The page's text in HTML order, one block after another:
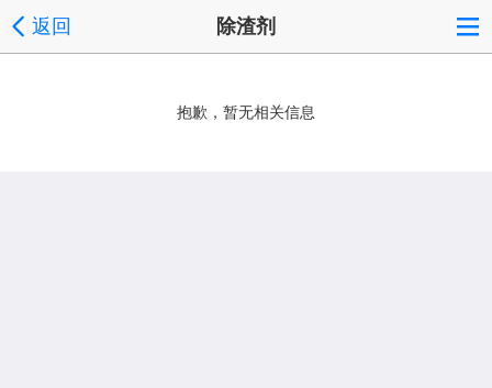
返回 除渣剂
抱歉，暂无相关信息